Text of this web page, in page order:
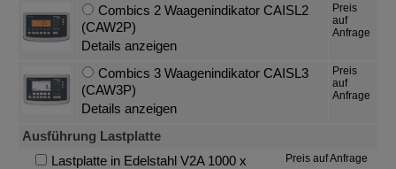
Combics 2 Waagenindikator CAISL2
(CAW2P)
Details anzeigen
Preis
auf
Anfrage
Combics 3 Waagenindikator CAISL3
(CAW3P)
Details anzeigen
Preis
auf
Anfrage
Ausführung Lastplatte
Lastplatte in Edelstahl V2A 1000 x
Preis auf Anfrage